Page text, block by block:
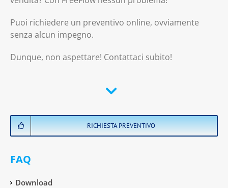
Puoi richiedere un preventivo online, ovviamente
senza alcun impegno.
Dunque, non aspettare! Contattaci subito!
RICHIESTA PREVENTIVO
FAQ
Download